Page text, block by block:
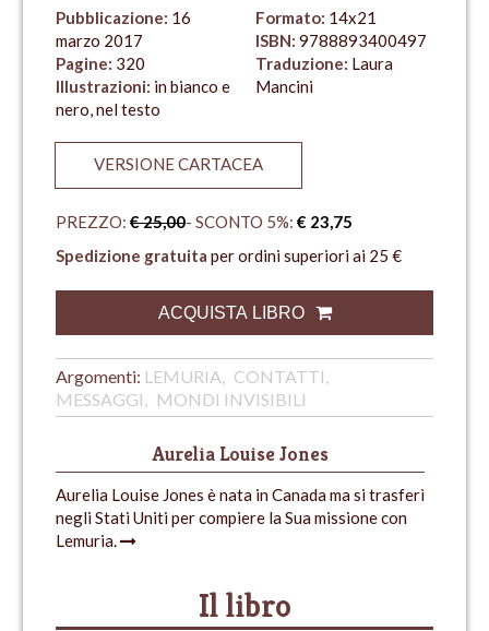
Pubblicazione: 16
marzo 2017
Pagine: 320
Illustrazioni:
nero, nel testo
Formato: 14x21
ISBN: 9788893400497
Traduzione:
Mancini
VERSIONE CARTACEA
PREZZO: € 25,00- SCONTO 5%: € 23,75
Spedizione gratuita per ordini superiori ai 25 €
ACQUISTA LIBRO
Argomenti: LEMURIA
CONTATTI
MESSAGGI
MONDI INVISIBILI
Aurelia Louise Jones
Aurelia Louise Jones è nata in Canada ma si trasferì
negli Stati Uniti per compiere la Sua missione con
Lemuria.
Il libro